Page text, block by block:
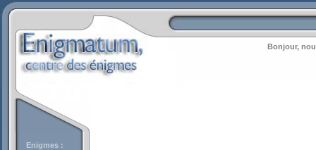
Bonjour,
Enigmes :